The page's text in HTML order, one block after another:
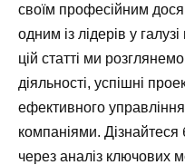
своїм професійним
одним із лідерів у
цій статті ми
діяльності, успішні
ефективного
компаніями.
через аналіз ключових